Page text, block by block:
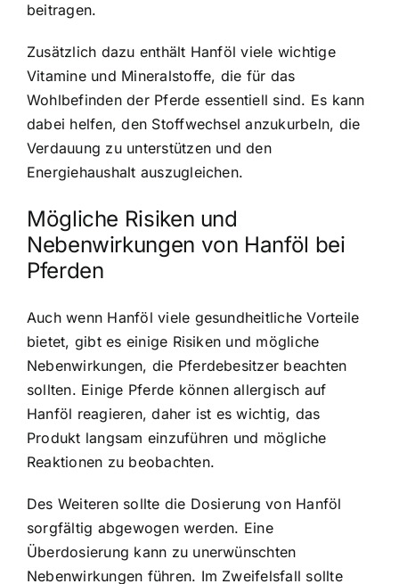
beitragen.
Zusätzlich dazu enthält Hanföl viele wichtige
Vitamine und Mineralstoffe, die für das
Wohlbefinden der Pferde essentiell sind. Es kann
dabei helfen, den Stoffwechsel anzukurbeln, die
Verdauung zu unterstützen und den
Energiehaushalt auszugleichen.
Mögliche Risiken und
Nebenwirkungen von Hanföl bei
Pferden
Auch wenn Hanföl viele gesundheitliche Vorteile
bietet, gibt es einige Risiken und mögliche
Nebenwirkungen, die Pferdebesitzer beachten
sollten. Einige Pferde können allergisch auf
Hanföl reagieren, daher ist es wichtig, das
Produkt langsam einzuführen und mögliche
Reaktionen zu beobachten.
Des Weiteren sollte die Dosierung von Hanföl
sorgfältig abgewogen werden. Eine
Überdosierung kann zu unerwünschten
Nebenwirkungen führen. Im Zweifelsfall sollte